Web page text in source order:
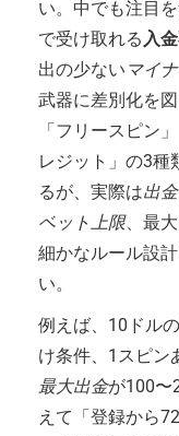
い。中でも注目
で受け取れる 入
出の少ない マイ
武器に差別化を
「フリースピン
レジット」の3種
るが、実際は出
ベット上限、最
細かなルール設
い。
例えば、10ドル
け条件、1スピン
最大出金が100〜
えて「登録から